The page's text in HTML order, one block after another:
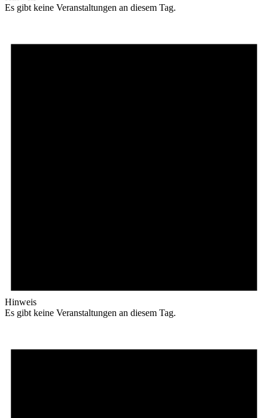
Es gibt keine Veranstaltungen an diesem Tag.
Hinweis
Es gibt keine Veranstaltungen an diesem Tag.